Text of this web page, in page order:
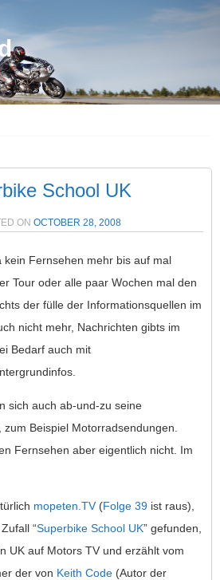
School UK
ON OCTOBER 28, 2008
kein Fernsehen mehr bis auf mal
Tour oder alle paar Wochen mal den
der fülle der Informationsquellen im
nicht mehr, Nachrichten gibts im
Bedarf auch mit
sich auch ab-und-zu seine
Beispiel Motorradsendungen.
Fernsehen aber eigentlich nicht. Im
mopeten.TV (Folge 39 ist raus),
“Superbike School UK” gefunden,
UK auf Motors TV und erzählt vom
der von Keith Code (Autor der